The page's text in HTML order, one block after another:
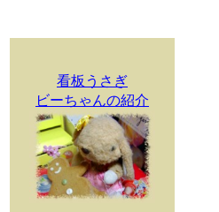
看板うさぎ
ビーちゃんの紹介